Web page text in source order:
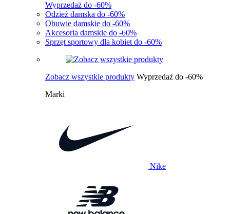
Wyprzedaż do -60%
Odzież damska do -60%
Obuwie damskie do -60%
Akcesoria damskie do -60%
Sprzęt sportowy dla kobiet do -60%
Zobacz wszystkie produkty Wyprzedaż do -60%
Marki
Nike